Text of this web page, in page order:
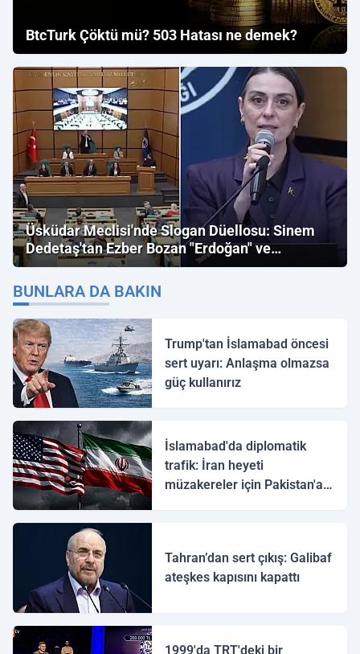
BtcTurk Çöktü mü? 503 Hatası ne demek?
Üsküdar Meclisi'nde Slogan Düellosu: Sinem
Dedetaş'tan Ezber Bozan "Erdoğan" ve
"İmamoğlu" Çıkışı!
BUNLARA DA BAKIN
Trump'tan İslamabad öncesi
sert uyarı: Anlaşma olmazsa
güç kullanırız
İslamabad'da diplomatik
trafik: İran heyeti
müzakereler için Pakistan'a
Tahran’dan sert çıkış: Galibaf
ateşkes kapısını kapattı
1999'da TRT'deki bir